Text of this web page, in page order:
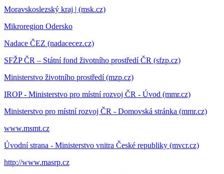
Moravskoslezský kraj | (msk.cz)
Mikroregion Odersko
Nadace ČEZ (nadacecez.cz)
SFŽP ČR – Státní fond životního prostředí ČR (sfzp.cz)
Ministerstvo životního prostředí (mzp.cz)
IROP - Ministerstvo pro místní rozvoj ČR - Úvod (mmr.cz)
Ministerstvo pro místní rozvoj ČR - Domovská stránka (mmr.cz)
www.msmt.cz
Úvodní strana - Ministerstvo vnitra České republiky (mvcr.cz)
http://www.masrp.cz